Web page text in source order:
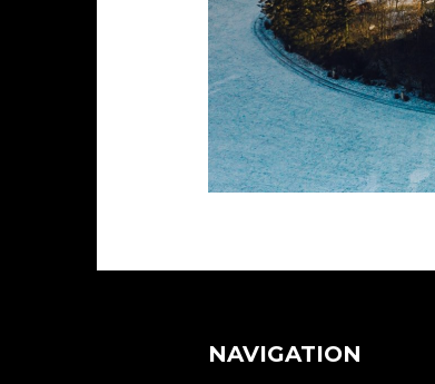
NAVIGATION